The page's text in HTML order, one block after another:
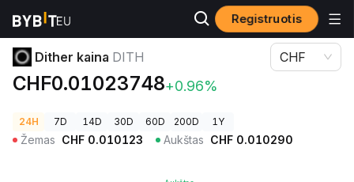
Registruotis
Kriptovaliutų kainos Dither kaina DITH
Dither kaina DITH
CHF0.01023748+0.96%
CHF
24H 7D 14D 30D 60D 200D 1Y
Žemas CHF 0.010123 Aukštas CHF 0.010290